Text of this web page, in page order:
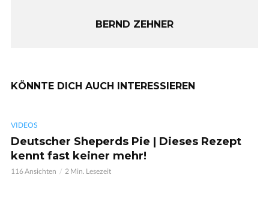
BERND ZEHNER
KÖNNTE DICH AUCH INTERESSIEREN
VIDEOS
Deutscher Sheperds Pie | Dieses Rezept
kennt fast keiner mehr!
116 Ansichten 2 Min. Lesezeit